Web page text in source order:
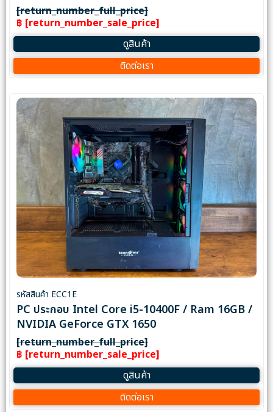
[return_number_full_price]
฿ [return_number_sale_price]
ดูสินค้า
ติดต่อเรา
รหัสสินค้า ECC1E
PC ประกอบ Intel Core i5-10400F / Ram 16GB /
NVIDIA GeForce GTX 1650
[return_number_full_price]
฿ [return_number_sale_price]
ดูสินค้า
ติดต่อเรา